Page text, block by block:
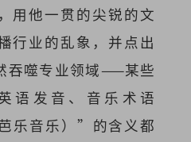
用他一贯的尖锐的文
行业的乱象，并点出
吞噬专业领域——某些
语发音、音乐术语
乐音乐）”的含义都